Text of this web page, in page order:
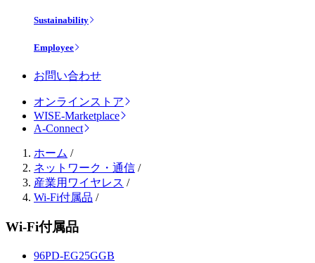
Sustainability
Employee
お問い合わせ
オンラインストア
WISE-Marketplace
A-Connect
ホーム /
ネットワーク・通信 /
産業用ワイヤレス /
Wi-Fi付属品 /
Wi-Fi付属品
96PD-EG25GGB